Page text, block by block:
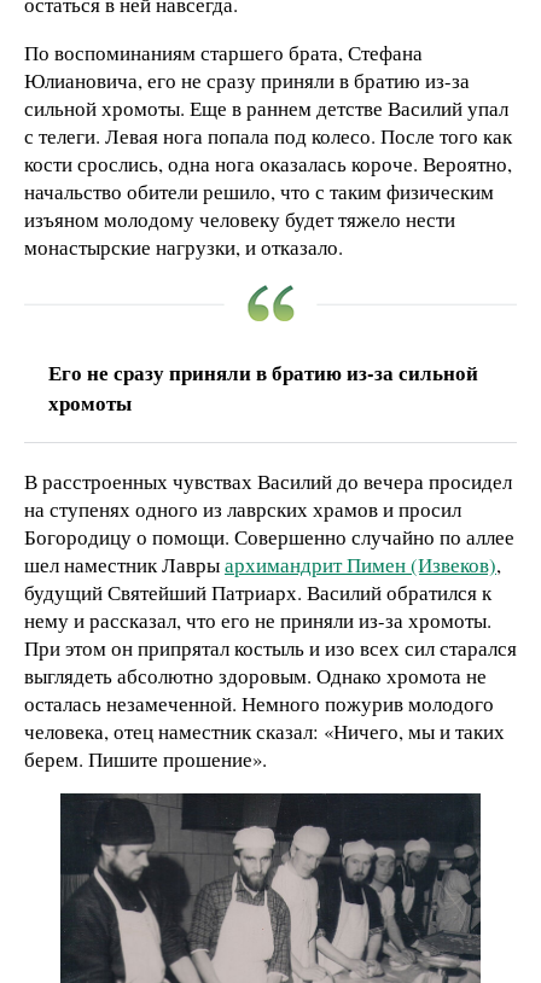
По воспоминаниям старшего брата, Стефана
Юлиановича, его не сразу приняли в братию из-за
сильной хромоты. Еще в раннем детстве Василий упал
с телеги. Левая нога попала под колесо. После того как
кости срослись, одна нога оказалась короче. Вероятно,
начальство обители решило, что с таким физическим
изъяном молодому человеку будет тяжело нести
монастырские нагрузки, и отказало.
Его не сразу приняли в братию из-за сильной
хромоты
В расстроенных чувствах Василий до вечера просидел
на ступенях одного из лаврских храмов и просил
Богородицу о помощи. Совершенно случайно по аллее
шел наместник Лаврыархимандрит Пимен (Извеков),
будущий Святейший Патриарх. Василий обратился к
нему и рассказал, что его не приняли из-за хромоты.
При этом он припрятал костыль и изо всех сил старался
выглядеть абсолютно здоровым. Однако хромота не
осталась незамеченной. Немного пожурив молодого
человека, отец наместник сказал: «Ничего, мы и таких
берем. Пишите прошение».